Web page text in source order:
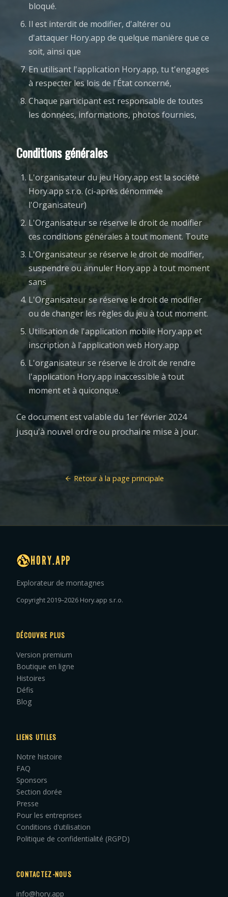
bloqué.
Il est interdit de modifier, d'altérer ou
d'attaquer Hory.app de quelque manière que ce
soit, ainsi que
En utilisant l'application Hory.app, tu t'engages
à respecter les lois de l'État concerné,
Chaque participant est responsable de toutes
les données, informations, photos fournies,
Conditions générales
L'organisateur du jeu Hory.app est la société
Hory.app s.r.o. (ci-après dénommée
l'Organisateur)
L'Organisateur se réserve le droit de modifier
ces conditions générales à tout moment. Toute
L'Organisateur se réserve le droit de modifier,
suspendre ou annuler Hory.app à tout moment
sans
L'Organisateur se réserve le droit de modifier
ou de changer les règles du jeu à tout moment.
Utilisation de l'application mobile Hory.app et
inscription à l'application web Hory.app
L'organisateur se réserve le droit de rendre
l'application Hory.app inaccessible à tout
moment et à quiconque.
Ce document est valable du 1er février 2024
jusqu'à nouvel ordre ou prochaine mise à jour.
Retour à la page principale
HORY.APP
Explorateur de montagnes
Copyright 2019–2026 Hory.app s.r.o.
DÉCOUVRE PLUS
Version premium
Boutique en ligne
Histoires
Défis
Blog
LIENS UTILES
Notre histoire
FAQ
Sponsors
Section dorée
Presse
Pour les entreprises
Conditions d'utilisation
Politique de confidentialité (RGPD)
CONTACTEZ-NOUS
info@hory.app